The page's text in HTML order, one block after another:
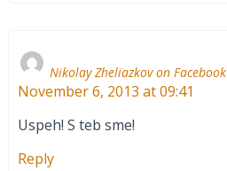
Nikolay Zheliazkov on Facebook
November 6, 2013 at 09:41
Uspeh! S teb sme!
Reply